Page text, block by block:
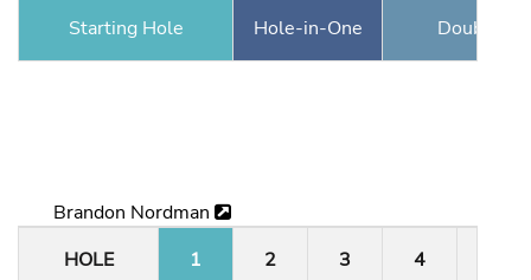
Starting Hole Hole-in-One Double
Brandon Nordman
HOLE
1 2 3 4